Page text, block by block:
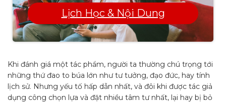
Lịch Học & Nội Dung
Khi đánh giá một tác phẩm, người ta thường chú trọng tới
những thứ đao to búa lớn như tư tưởng, đạo đức, hay tính
lịch sử. Nhưng yếu tố hấp dẫn nhất, và đôi khi được tác giả
dụng công chọn lựa và đặt nhiều tâm tư nhất, lại hay bị bỏ